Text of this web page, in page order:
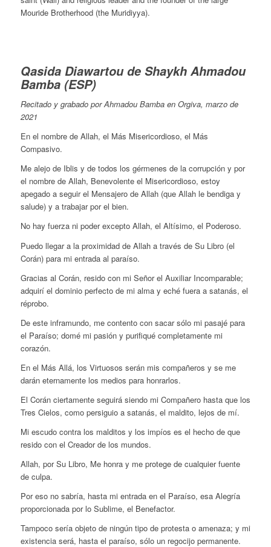
Mouride Brotherhood (the Muridiyya).
Qasida Diawartou de Shaykh Ahmadou
Bamba (ESP)
Recitado y grabado por Ahmadou Bamba en Orgiva, marzo de
2021
En el nombre de Allah, el Más Misericordioso, el Más
Compasivo.
Me alejo de Iblis y de todos los gérmenes de la corrupción y por
el nombre de Allah, Benevolente el Misericordioso, estoy
apegado a seguir el Mensajero de Allah (que Allah le bendiga y
salude) y a trabajar por el bien.
No hay fuerza ni poder excepto Allah, el Altísimo, el Poderoso.
Puedo llegar a la proximidad de Allah a través de Su Libro (el
Corán) para mi entrada al paraíso.
Gracias al Corán, resido con mi Señor el Auxiliar Incomparable;
adquirí el dominio perfecto de mi alma y eché fuera a satanás, el
réprobo.
De este inframundo, me contento con sacar sólo mi pasajé para
el Paraíso; domé mi pasión y purifiqué completamente mi
corazón.
En el Más Allá, los Virtuosos serán mis compañeros y se me
darán eternamente los medios para honrarlos.
El Corán ciertamente seguirá siendo mi Compañero hasta que los
Tres Cielos, como persiguio a satanás, el maldito, lejos de mí.
Mi escudo contra los malditos y los impíos es el hecho de que
resido con el Creador de los mundos.
Allah, por Su Libro, Me honra y me protege de cualquier fuente
de culpa.
Por eso no sabría, hasta mi entrada en el Paraíso, esa Alegría
proporcionada por lo Sublime, el Benefactor.
Tampoco sería objeto de ningún tipo de protesta o amenaza; y mi
existencia será, hasta el paraíso, sólo un regocijo permanente.